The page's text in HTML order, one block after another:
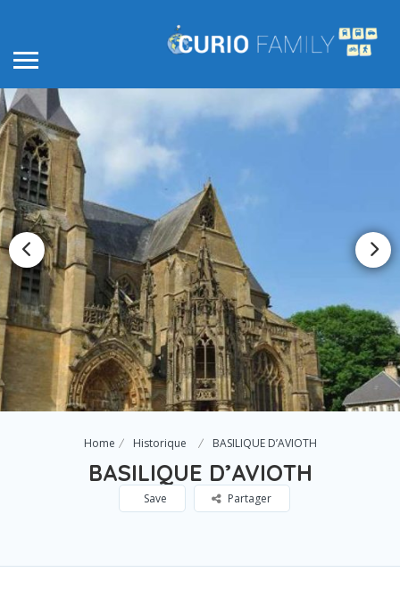
Home Historique BASILIQUE D’AVIOTH
BASILIQUE D’AVIOTH
Save Partager